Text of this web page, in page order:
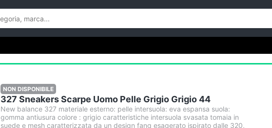
NON DISPONIBILE
327 Sneakers Scarpe Uomo Pelle Grigio Grigio 44
New balance 327 materiale esterno: pelle intersuola: eva espansa suola:
gomma antiusura colore : grigio caratteristiche intersuola svasata tomaia in
suede e mesh caratterizzata da un design fang esagerato ispirato dalle 320,